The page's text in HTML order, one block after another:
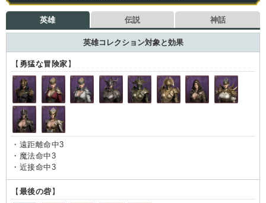
英雄 伝説 神話
英雄コレクション対象と効果
【 勇猛な冒険家 】
・遠距離命中3
・魔法命中3
・近接命中3
【 最後の砦】